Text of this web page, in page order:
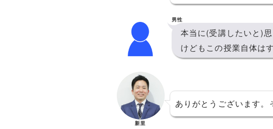
男性
本当に(受講したいと)
けどもこの授業自体は
新里
ありがとうございます。